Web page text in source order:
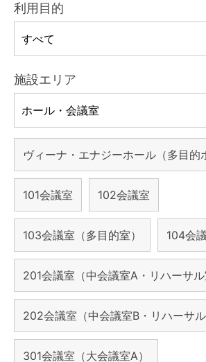
利用目的
施設エリア
ヴィーナ・エナジーホール（多目的
101会議室 102会議室
103会議室（多目的室） 104会
201会議室（中会議室A・リハーサル
202会議室（中会議室B・リハーサル
301会議室（大会議室A）